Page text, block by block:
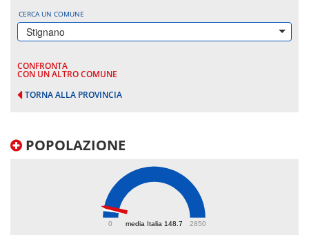
CERCA UN COMUNE
Stignano
CONFRONTA
CON UN ALTRO COMUNE
TORNA ALLA PROVINCIA
POPOLAZIONE
media Italia 148.7
0 2850